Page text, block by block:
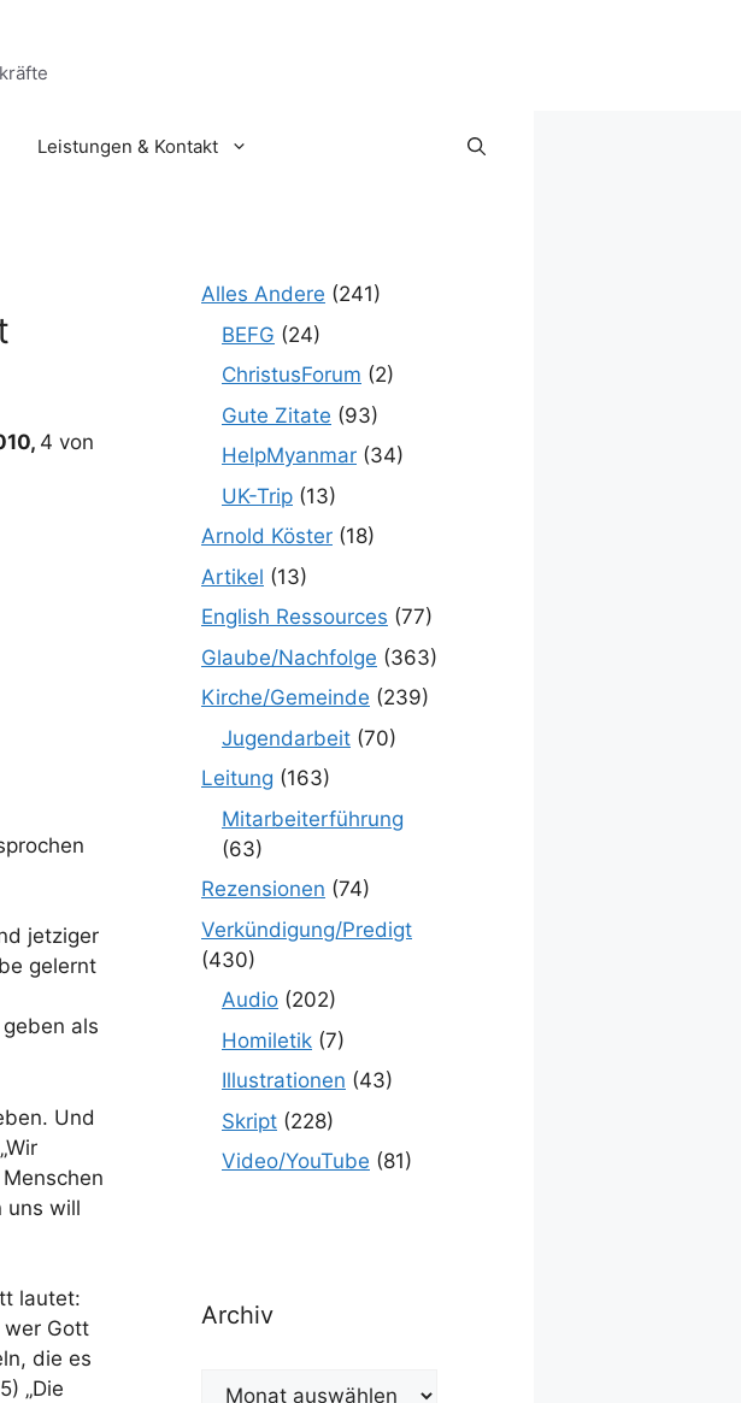
Leistungen & Kontakt
4 von
jetziger
gelernt
als
Und
uns will
lautet:
wer Gott
die es
„Die
Alles Andere (241)
BEFG (24)
ChristusForum (2)
Gute Zitate (93)
HelpMyanmar (34)
UK-Trip (13)
Arnold Köster (18)
Artikel (13)
English Ressources (77)
Glaube/Nachfolge (363)
Kirche/Gemeinde (239)
Jugendarbeit (70)
Leitung (163)
Mitarbeiterführung
(63)
Rezensionen (74)
Verkündigung/Predigt
(430)
Audio (202)
Homiletik (7)
Illustrationen (43)
Skript (228)
Video/YouTube (81)
Archiv
Archiv